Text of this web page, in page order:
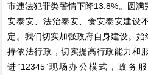
市违法犯罪类警情下降13.8%。圆
安泰安、法治泰安、食安泰安建设
定。我们切实加强政府自身建设。
持依法行政，切实提高行政能力和
进“12345”现场办公模式，政务